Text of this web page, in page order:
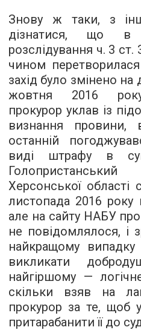
Знову ж таки, з
дізнатися, що в
розслідування ч. 3
чином
захід було змінено
жовтня 2016 року
прокурор уклав із
визнання провини,
останній
виді штрафу в
Херсонської
листопада 2016 року
але на сайту НАБУ
не повідомлялося, і
найкращому
викликати
найгіршому —
скільки взяв на
прокурор за те, щоб
притарабанити її до